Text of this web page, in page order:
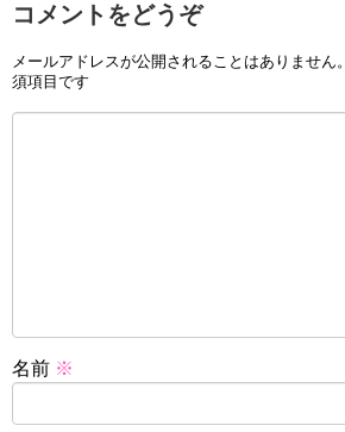
コメントをどうぞ
メールアドレスが公開されることはありません。
須項目です
名前 ※